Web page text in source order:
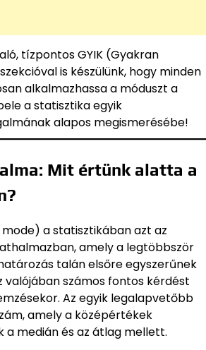
tízpontos GYIK (Gyakran
is készülünk, hogy minden
alkalmazhassa a móduszt a
a statisztika egyik
alapos megismerésébe!
Mit értünk alatta a
mode) a statisztikában azt az
amely a legtöbbször
talán elsőre egyszerűnek
valójában számos fontos kérdést
Az egyik legalapvetőbb
amely a középértékek
medián és az átlag mellett.